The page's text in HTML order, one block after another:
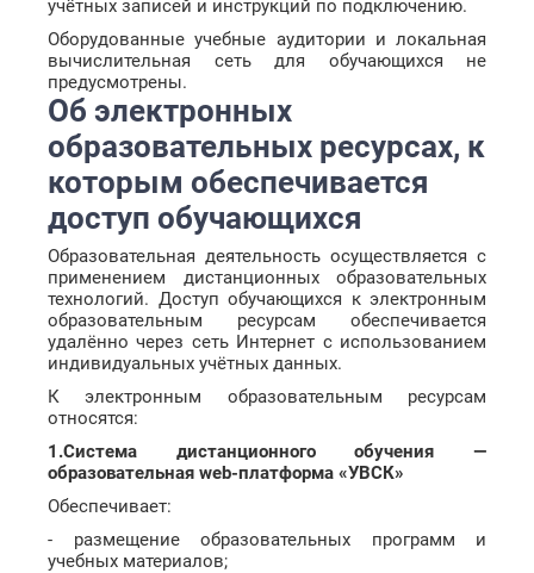
учётных записей и инструкций по подключению.
Оборудованные учебные аудитории и локальная
вычислительная сеть для обучающихся не
предусмотрены.
Об электронных
образовательных ресурсах, к
которым обеспечивается
доступ обучающихся
Образовательная деятельность осуществляется с
применением дистанционных образовательных
технологий. Доступ обучающихся к электронным
образовательным ресурсам обеспечивается
удалённо через сеть Интернет с использованием
индивидуальных учётных данных.
К электронным образовательным ресурсам
относятся:
1.Система дистанционного обучения —
образовательная web-платформа «УВСК»
Обеспечивает:
- размещение образовательных программ и
учебных материалов;